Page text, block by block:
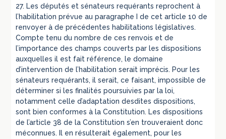
27. Les députés et sénateurs requérants reprochent à
l’habilitation prévue au paragraphe I de cet article 10 de
renvoyer à de précédentes habilitations législatives.
Compte tenu du nombre de ces renvois et de
l’importance des champs couverts par les dispositions
auxquelles il est fait référence, le domaine
d’intervention de l’habilitation serait imprécis. Pour les
sénateurs requérants, il serait, ce faisant, impossible de
déterminer si les finalités poursuivies par la loi,
notamment celle d’adaptation desdites dispositions,
sont bien conformes à la Constitution. Les dispositions
de l’article 38 de la Constitution s’en trouveraient donc
méconnues. Il en résulterait également, pour les